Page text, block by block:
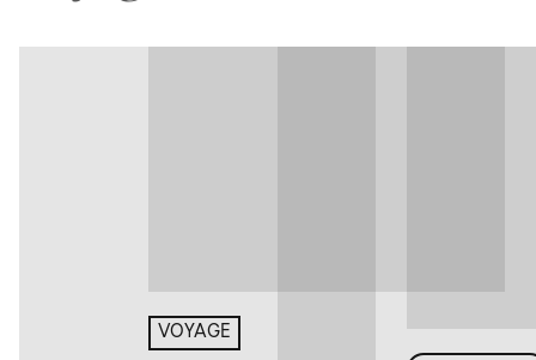
VOYAGE